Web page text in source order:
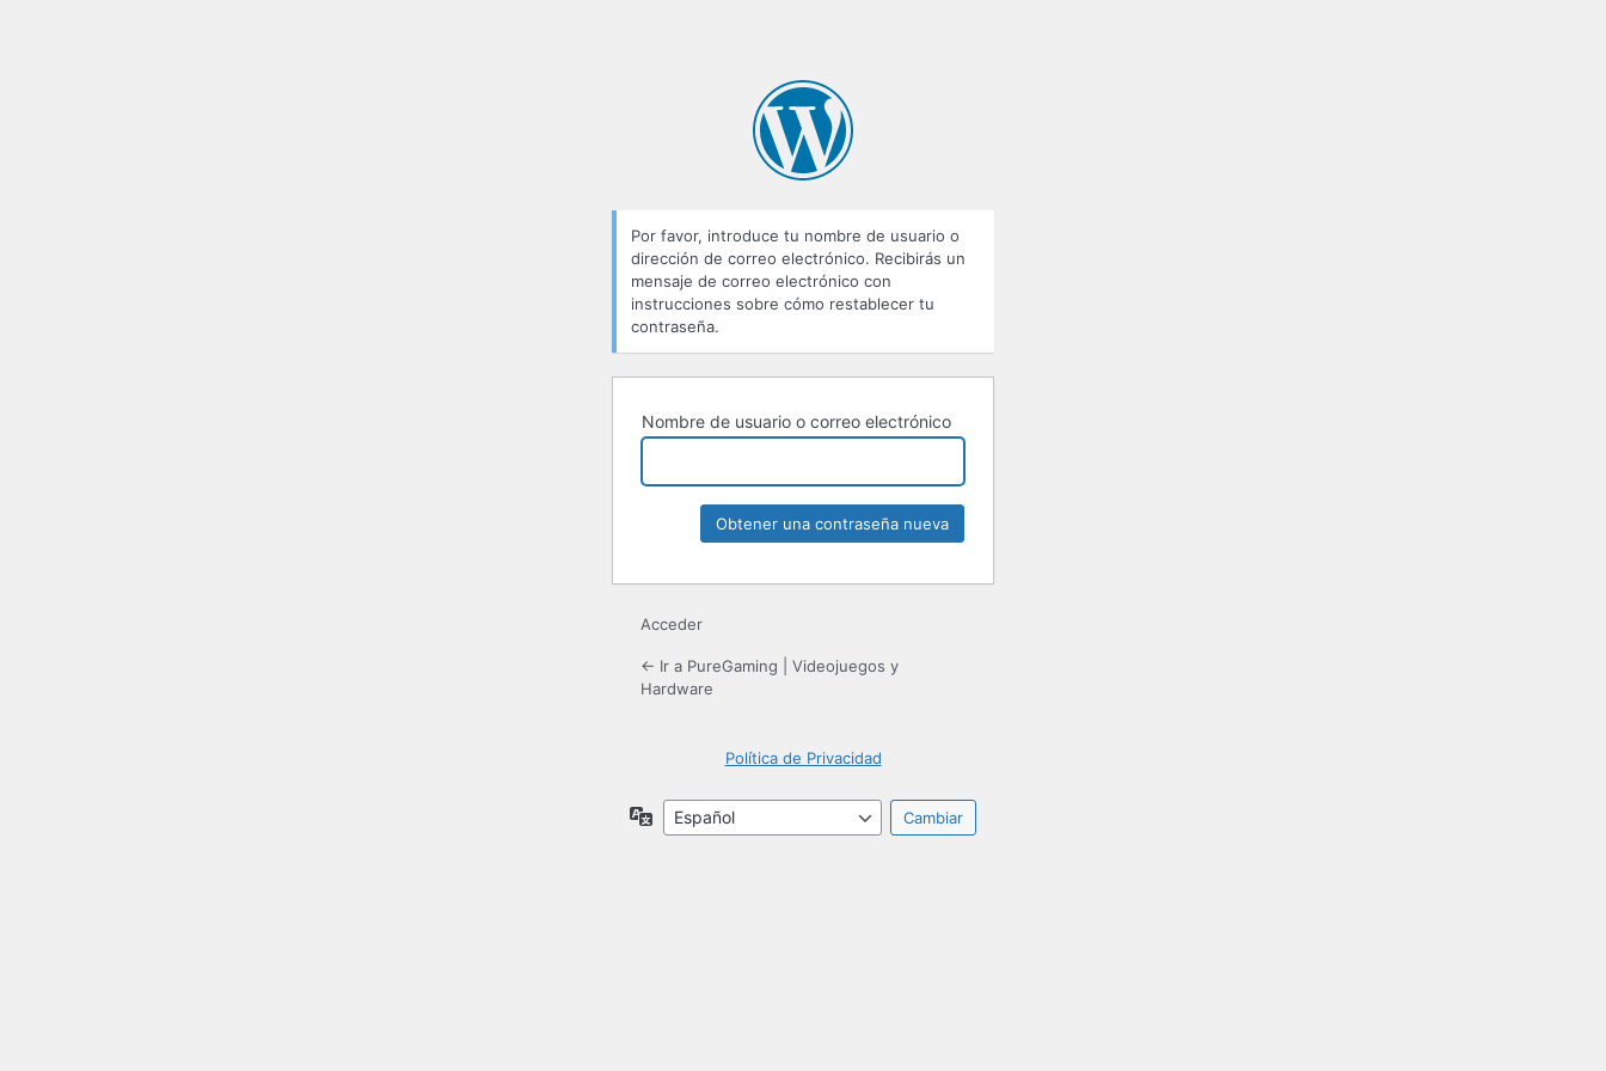
Por favor, introduce tu nombre de usuario o
dirección de correo electrónico. Recibirás un
mensaje de correo electrónico con
instrucciones sobre cómo restablecer tu
contraseña.
Nombre de usuario o correo electrónico
Acceder
← Ir a PureGaming | Videojuegos y
Hardware
Política de Privacidad
Idioma